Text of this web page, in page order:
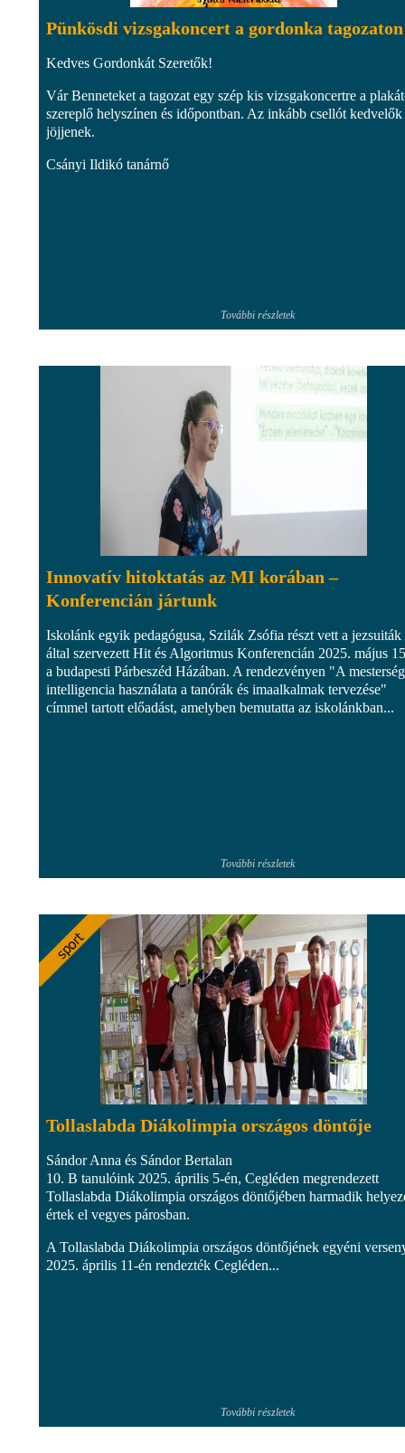
Pünkösdi vizsgakoncert a gordonka tagozaton
Kedves Gordonkát Szeretők!
Vár Benneteket a tagozat egy szép kis vizsgakoncertre a
szereplő helyszínen és időpontban. Az inkább csellót kedvelők
jöjjenek.
Csányi Ildikó tanárnő
További részletek
Innovatív hitoktatás az MI korában –
Konferencián jártunk
Iskolánk egyik pedagógusa, Szilák Zsófia részt vett a jezsuiták
által szervezett Hit és Algoritmus Konferencián 2025. május
a budapesti Párbeszéd Házában. A rendezvényen "A
intelligencia használata a tanórák és imaalkalmak tervezése"
címmel tartott előadást, amelyben bemutatta az iskolánkban...
További részletek
Tollaslabda Diákolimpia országos döntője
Sándor Anna és Sándor Bertalan
10. B tanulóink 2025. április 5-én, Cegléden megrendezett
Tollaslabda Diákolimpia országos döntőjében harmadik
értek el vegyes párosban.
A Tollaslabda Diákolimpia országos döntőjének egyéni
2025. április 11-én rendezték Cegléden...
További részletek